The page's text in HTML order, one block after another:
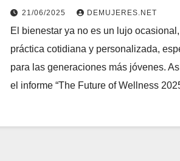
del bienestar, según nuevo
informe de McKinsey
21/06/2025 DEMUJERES.NET
El bienestar ya no es un lujo
práctica cotidiana y personalizada,
para las generaciones más jóvenes.
el informe “The Future of Wellness